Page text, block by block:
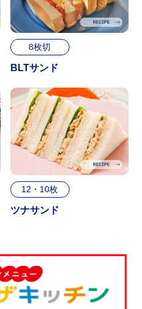
8枚切
BLTサンド
12・10枚
ツナサンド